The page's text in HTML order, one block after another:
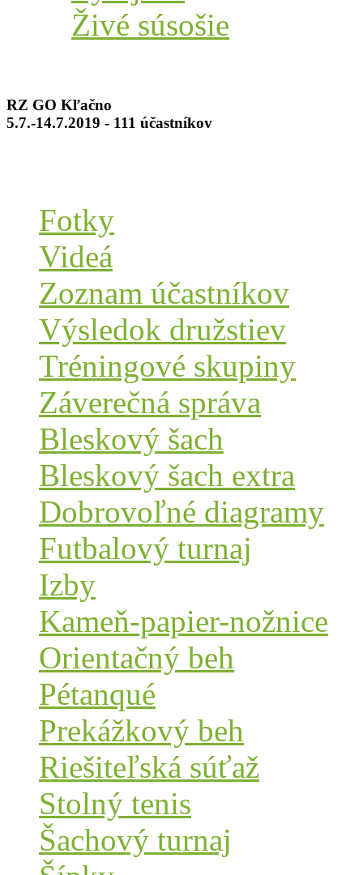
Živé súsošie
RZ GO Kľačno
5.7.-14.7.2019 - 111 účastníkov
Fotky
Videá
Zoznam účastníkov
Výsledok družstiev
Tréningové skupiny
Záverečná správa
Bleskový šach
Bleskový šach extra
Dobrovoľné diagramy
Futbalový turnaj
Izby
Kameň-papier-nožnice
Orientačný beh
Pétanqué
Prekážkový beh
Riešiteľská súťaž
Stolný tenis
Šachový turnaj